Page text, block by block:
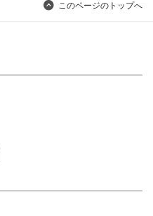
このページのトップへ